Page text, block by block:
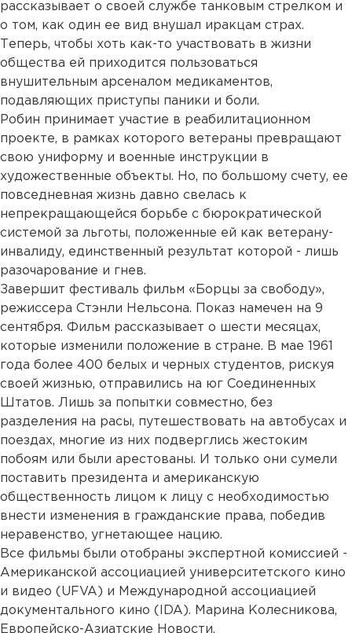
рассказывает о своей службе танковым стрелком и
о том, как один ее вид внушал иракцам страх.
Теперь, чтобы хоть как-то участвовать в жизни
общества ей приходится пользоваться
внушительным арсеналом медикаментов,
подавляющих приступы паники и боли.
Робин принимает участие в реабилитационном
проекте, в рамках которого ветераны превращают
свою униформу и военные инструкции в
художественные объекты. Но, по большому счету, ее
повседневная жизнь давно свелась к
непрекращающейся борьбе с бюрократической
системой за льготы, положенные ей как ветерану-
инвалиду, единственный результат которой - лишь
разочарование и гнев.
Завершит фестиваль фильм «Борцы за свободу»,
режиссера Стэнли Нельсона. Показ намечен на 9
сентября. Фильм рассказывает о шести месяцах,
которые изменили положение в стране. В мае 1961
года более 400 белых и черных студентов, рискуя
своей жизнью, отправились на юг Соединенных
Штатов. Лишь за попытки совместно, без
разделения на расы, путешествовать на автобусах и
поездах, многие из них подверглись жестоким
побоям или были арестованы. И только они сумели
поставить президента и американскую
общественность лицом к лицу с необходимостью
внести изменения в гражданские права, победив
неравенство, угнетающее нацию.
Все фильмы были отобраны экспертной комиссией -
Американской ассоциацией университетского кино
и видео (UFVA) и Международной ассоциацией
документального кино (IDA). Марина Колесникова,
Европейско-Азиатские Новости.